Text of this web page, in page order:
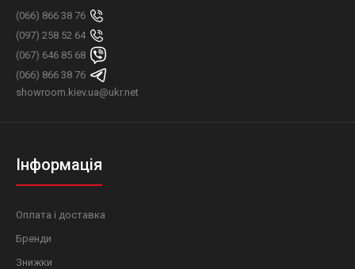
(066) 866 38 76
(097) 258 52 64
(067) 646 85 68
(066) 866 38 76
showroom.kiev.ua@ukr.net
Інформація
Оплата і доставка
Бренди
Знижки